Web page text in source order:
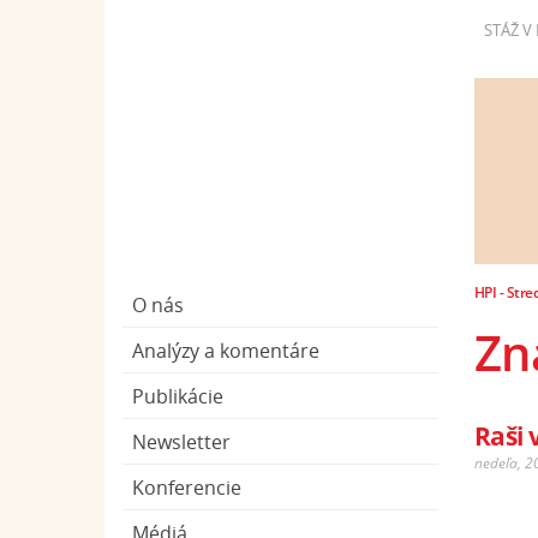
STÁŽ V
O nás
Analýzy a komentáre
Publikácie
Newsletter
Konferencie
Médiá
HPI -
Raši
nedeľa,